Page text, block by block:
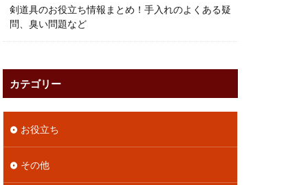
剣道具のお役立ち情報まとめ！手入れのよくある疑
問、臭い問題など
カテゴリー
お役立ち
その他